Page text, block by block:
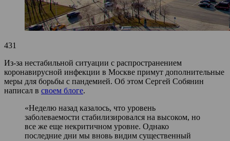
431
Из-за нестабильной ситуации с распространением
коронавирусной инфекции в Москве примут дополнительные
меры для борьбы с пандемией. Об этом Сергей Собянин
написал в своем блоге.
«Неделю назад казалось, что уровень
заболеваемости стабилизировался на высоком, но
все же еще некритичном уровне. Однако
последние дни мы вновь видим существенный